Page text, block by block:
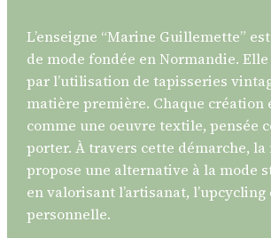
L’enseigne “Marine Guillemette”
de mode fondée en Normandie.
par l’utilisation de tapisseries
matière première. Chaque création
comme une oeuvre textile, pensée
porter. À travers cette démarche, la
propose une alternative à la mode
en valorisant l’artisanat, l’upcycling
personnelle.